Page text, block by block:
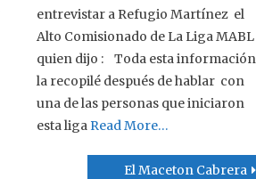
entrevistar a Refugio Martínez el
Alto Comisionado de La Liga MABL
quien dijo : Toda esta información
la recopilé después de hablar con
una de las personas que iniciaron
esta liga Read More…
El Maceton Cabrera